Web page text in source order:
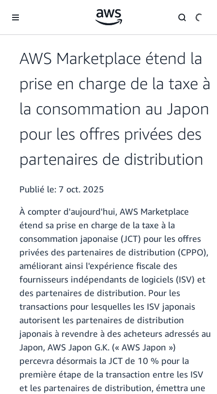
AWS Marketplace étend la
prise en charge de la taxe à
la consommation au Japon
pour les offres privées des
partenaires de distribution
Publié le: 7 oct. 2025
À compter d'aujourd'hui, AWS Marketplace
étend sa prise en charge de la taxe à la
consommation japonaise (JCT) pour les offres
privées des partenaires de distribution (CPPO),
améliorant ainsi l'expérience fiscale des
fournisseurs indépendants de logiciels (ISV) et
des partenaires de distribution. Pour les
transactions pour lesquelles les ISV japonais
autorisent les partenaires de distribution
japonais à revendre à des acheteurs adressés au
Japon, AWS Japon G.K. (« AWS Japon »)
percevra désormais la JCT de 10 % pour la
première étape de la transaction entre les ISV
et les partenaires de distribution, émettra une